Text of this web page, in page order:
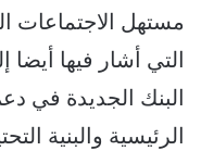
مستهل الاجتماعات
التي أشار فيها
البنك الجديدة في
الرئيسية والبنية